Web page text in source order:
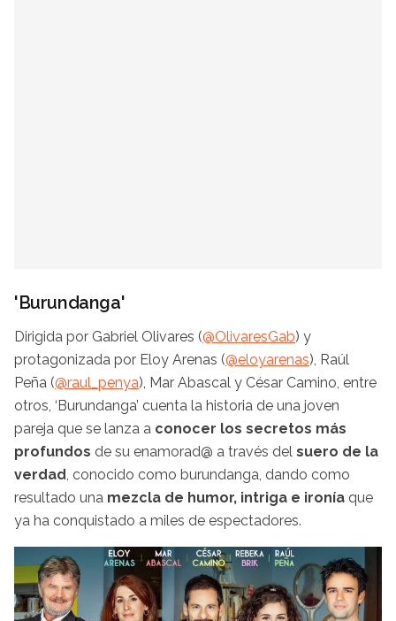
'Burundanga'
Dirigida por Gabriel Olivares (@OlivaresGab) y
protagonizada por Eloy Arenas (@eloyarenas), Raúl
Peña (@raul_penya), Mar Abascal y César Camino, entre
otros, ‘Burundanga’ cuenta la historia de una joven
pareja que se lanza a conocer los secretos más
profundos de su enamorad@ a través del suero de la
verdad, conocido como burundanga, dando como
resultado una mezcla de humor, intriga e ironía que
ya ha conquistado a miles de espectadores.